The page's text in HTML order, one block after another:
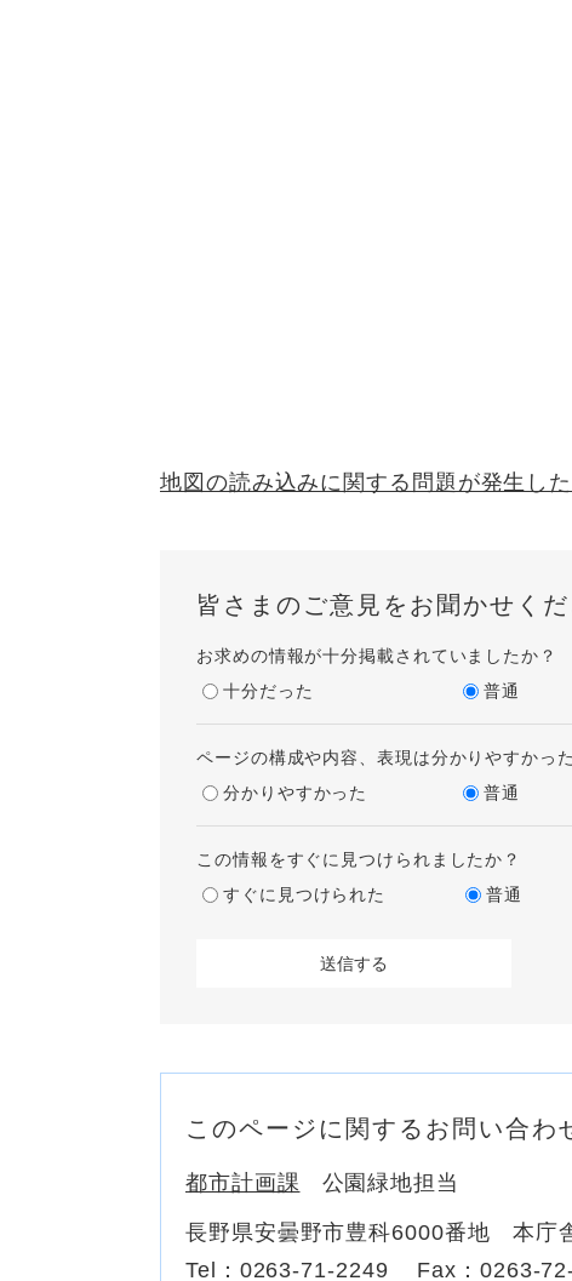
地図の読み込みに関する問題が発生した
皆さまのご意見をお聞かせく
お求めの情報が十分掲載されていましたか？
十分だった
普通
ページの構成や内容、表現は分かりやすかっ
分かりやすかった
普通
この情報をすぐに見つけられましたか？
すぐに見つけられた
普通
このページに関するお問い合わ
都市計画課 公園緑地担当
長野県安曇野市豊科6000番地 本庁
Tel：0263-71-2249
Fax：0263-